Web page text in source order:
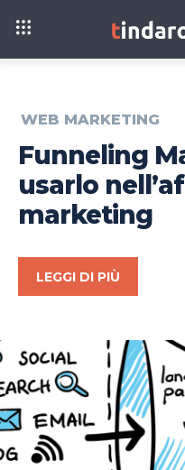
WEB MARKETING
Funneling
usarlo
marketing
LEGGI DI PIÙ